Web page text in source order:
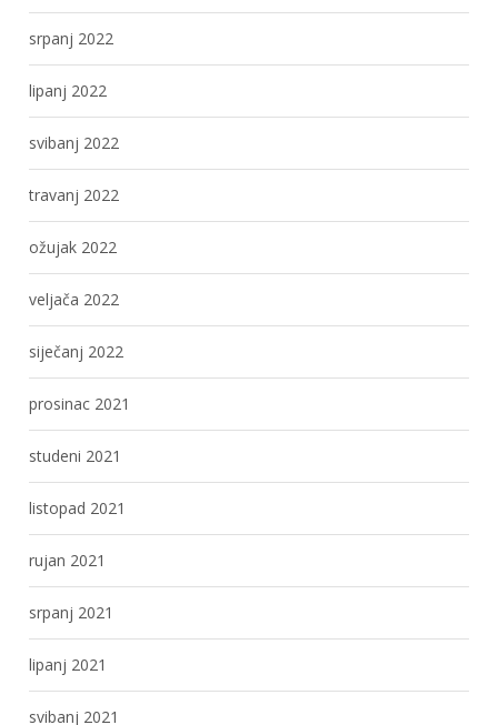
srpanj 2022
lipanj 2022
svibanj 2022
travanj 2022
ožujak 2022
veljača 2022
siječanj 2022
prosinac 2021
studeni 2021
listopad 2021
rujan 2021
srpanj 2021
lipanj 2021
svibanj 2021